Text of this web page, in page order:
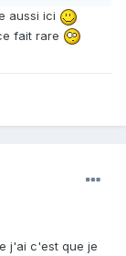
aussi ici
fait rare
j'ai c'est que je